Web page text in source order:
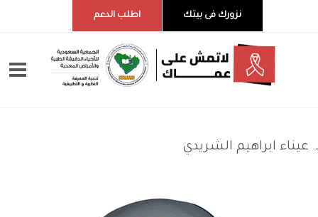
نزورك فى بيتك اطلب الدعم
عيناء ابراهيم الشريدي